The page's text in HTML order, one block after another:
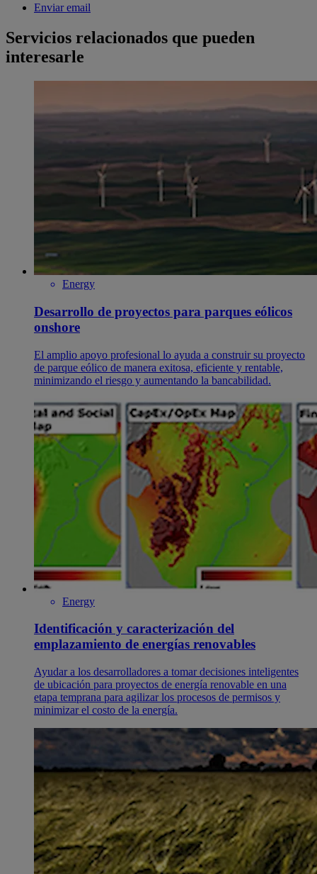
Enviar email
Servicios relacionados que pueden
interesarle
Energy
Desarrollo de proyectos para parques eólicos
onshore
El amplio apoyo profesional lo ayuda a construir su proyecto
de parque eólico de manera exitosa, eficiente y rentable,
minimizando el riesgo y aumentando la bancabilidad.
Energy
Identificación y caracterización del
emplazamiento de energías renovables
Ayudar a los desarrolladores a tomar decisiones inteligentes
de ubicación para proyectos de energía renovable en una
etapa temprana para agilizar los procesos de permisos y
minimizar el costo de la energía.